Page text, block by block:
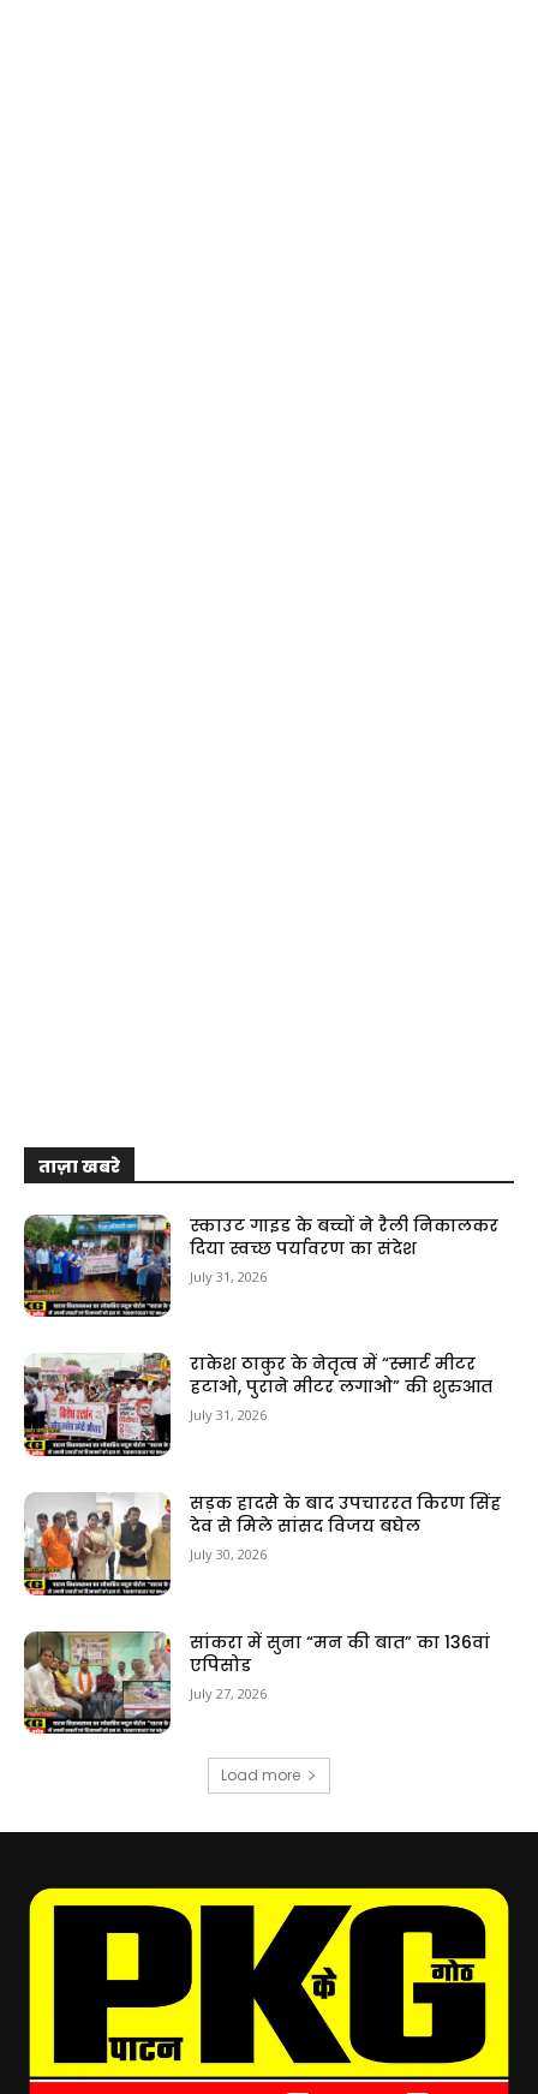
ताज़ा खबरे
स्काउट गाइड के बच्चों ने रैली निकालकर
दिया स्वच्छ पर्यावरण का संदेश
July 31, 2026
राकेश ठाकुर के नेतृत्व में “स्मार्ट मीटर
हटाओ, पुराने मीटर लगाओ” की शुरुआत
July 31, 2026
सड़क हादसे के बाद उपचाररत किरण सिंह
देव से मिले सांसद विजय बघेल
July 30, 2026
सांकरा में सुना “मन की बात” का 136वां
एपिसोड
July 27, 2026
Load more